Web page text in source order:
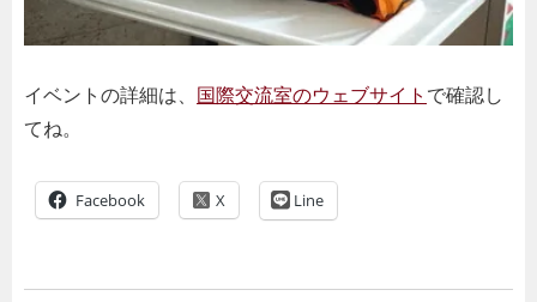
イベントの詳細は、 国際交流室のウェブサイト で確認し
てね。
Facebook Line